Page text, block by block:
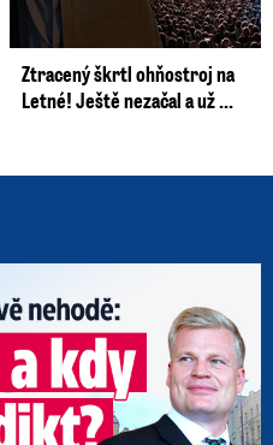
Ztracený škrtl ohňostroj na
Letné! Ještě nezačal a už ...